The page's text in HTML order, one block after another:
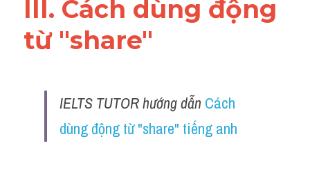
III. Cách dùng động
từ "share"
IELTS TUTOR hướng dẫn Cách
dùng động từ "share" tiếng anh